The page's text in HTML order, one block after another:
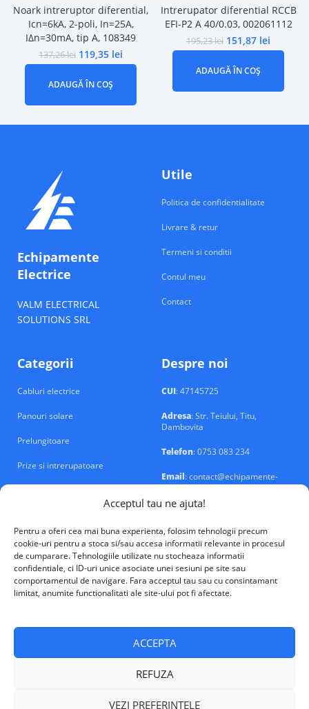
Acceptul tau ne ajuta!
Pentru a oferi cea mai buna experienta, folosim tehnologii precum
cookie-uri pentru a stoca si/sau accesa informatii relevante in procesul
de cumparare. Tehnologiile utilizate nu stocheaza informatii
confidentiale, ci ID-uri unice asociate unei sesiuni pe site sau
comportamentul de navigare. Fara acceptul tau sau cu consintamant
limitat, anumite functionalitati ale site-ului pot fi afectate.
ACCEPTA
REFUZA
VEZI PREFERINTELE
Noark intreruptor diferential,
Icn=6kA, 2-poli, In=25A,
IΔn=30mA, tip A, 108349
137,26lei 119,35 lei
ADAUGĂ ÎN COȘ
Intrerupator diferential RCCB
EFI-P2 A 40/0.03, 002061112
195,23lei 151,87 lei
ADAUGĂ ÎN COȘ
Echipamente
Electrice
VALM ELECTRICAL
SOLUTIONS SRL
Utile
Politica de confidentialitate
Livrare & retur
Termeni si conditii
Contul meu
Contact
Categorii
Cabluri electrice
Panouri solare
Prelungitoare
Prize si intrerupatoare
Despre noi
CUI: 47145725
Adresa: Str. Teiului, Titu,
Dambovita
Telefon: 0753 083 234
Email: contact@echipamente-
electrice.ro
VALM Electrical Solutions © 2026